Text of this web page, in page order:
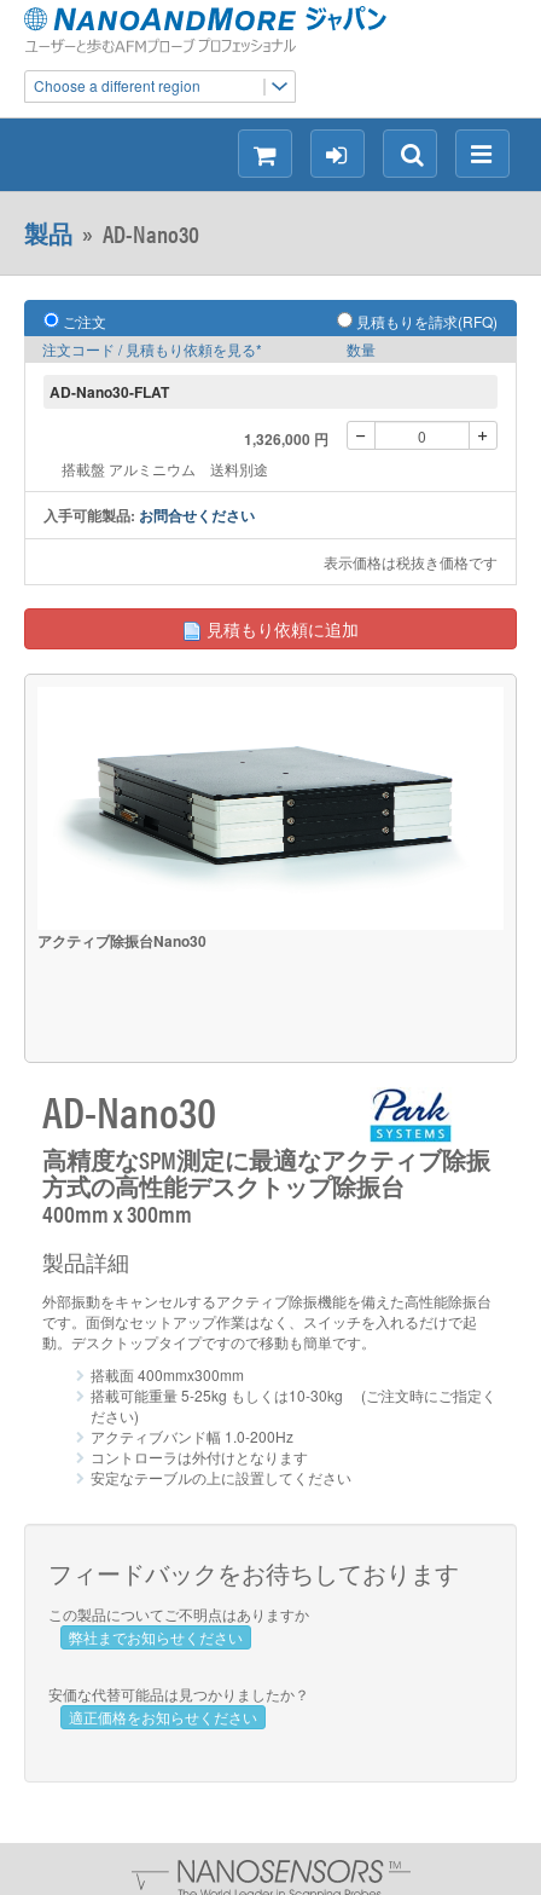
Choose a different region
メ
ニ
検
索
ロ
グ
シ
ョ
ン
製品 » AD-Nano30
ご注文
見積もりを請求(RFQ)
注文コード / 見積もり依頼を見る*
数量
AD-Nano30-FLAT
1,326,000 円
搭載盤 アルミニウム 送料別途
入手可能製品: お問合せください
表示価格は税抜き価格です
見積もり依頼に追加
アクティブ除振台Nano30
AD-Nano30
高精度なSPM測定に最適なアクティブ除振
方式の高性能デスクトップ除振台
400mm x 300mm
製品詳細
外部振動をキャンセルするアクティブ除振機能を備えた高性能除振台
です。面倒なセットアップ作業はなく、スイッチを入れるだけで起
動。デスクトップタイプですので移動も簡単です。
搭載面 400mmx300mm
搭載可能重量 5-25kg もしくは10-30kg (ご注文時にご指定く
ださい)
アクティブバンド幅 1.0-200Hz
コントローラは外付けとなります
安定なテーブルの上に設置してください
フィードバックをお待ちしております
この製品についてご不明点はありますか
弊社までお知らせください
安価な代替可能品は見つかりましたか？
適正価格をお知らせください